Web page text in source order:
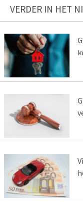
VERDER IN HET